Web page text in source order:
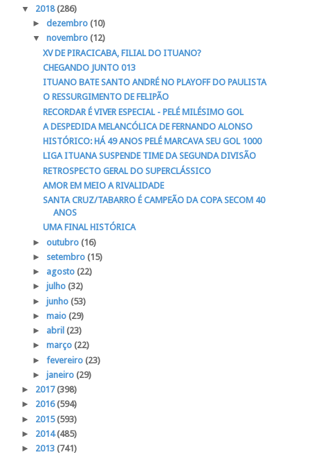
▼ 2018(286)
► dezembro (10)
▼ novembro (12)
XV DE PIRACICABA, FILIAL DO ITUANO?
CHEGANDO JUNTO 013
ITUANO BATE SANTO ANDRÉ NO PLAYOFF DO PAULISTA
O RESSURGIMENTO DE FELIPÃO
RECORDAR É VIVER ESPECIAL - PELÉ MILÉSIMO GOL
A DESPEDIDA MELANCÓLICA DE FERNANDO ALONSO
HISTÓRICO: HÁ 49 ANOS PELÉ MARCAVA SEU GOL 1000
LIGA ITUANA SUSPENDE TIME DA SEGUNDA DIVISÃO
RETROSPECTO GERAL DO SUPERCLÁSSICO
AMOR EM MEIO A RIVALIDADE
SANTA CRUZ/TABARRO É CAMPEÃO DA COPA SECOM 40
ANOS
UMA FINAL HISTÓRICA
► outubro (16)
► setembro (15)
► agosto (22)
► julho (32)
► junho (53)
► maio (29)
► abril (23)
► março (22)
► fevereiro (23)
► janeiro (29)
► 2017(398)
► 2016(594)
► 2015(593)
► 2014(485)
► 2013 (741)